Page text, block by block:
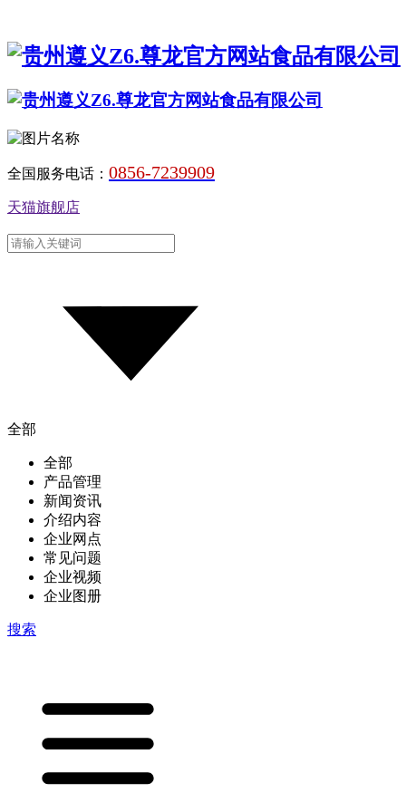
全国服务电话： 0856-7239909
天猫旗舰店
全部
全部
产品管理
新闻资讯
介绍内容
企业网点
常见问题
企业视频
企业图册
搜索